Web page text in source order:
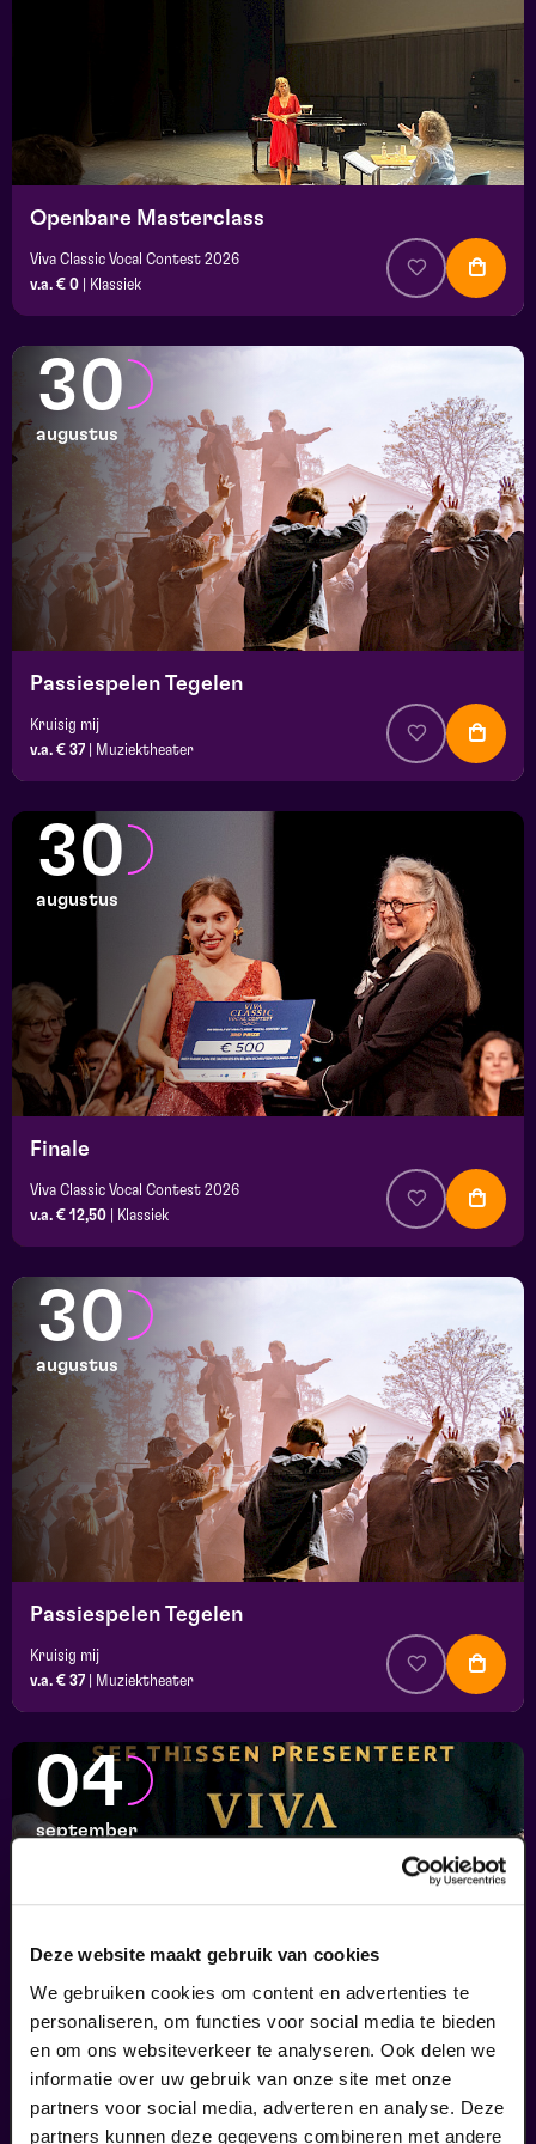
Deze website maakt gebruik van cookies
We gebruiken cookies om content en advertenties te
personaliseren, om functies voor social media te bieden
en om ons websiteverkeer te analyseren. Ook delen we
informatie over uw gebruik van onze site met onze
partners voor social media, adverteren en analyse. Deze
partners kunnen deze gegevens combineren met andere
Openbare Masterclass
Viva Classic Vocal Contest 2026
v.a. € 0
Klassiek
30
augustus
Passiespelen Tegelen
Kruisig mij
v.a. € 37
Muziektheater
30
augustus
Finale
Viva Classic Vocal Contest 2026
v.a. € 12,50
Klassiek
30
augustus
Passiespelen Tegelen
Kruisig mij
v.a. € 37
Muziektheater
04
september
Viva Classic Live
FilmMuziek